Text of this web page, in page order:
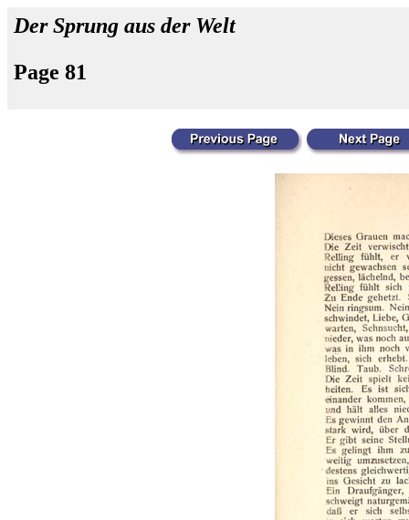
Der Sprung aus der Welt
Page 81